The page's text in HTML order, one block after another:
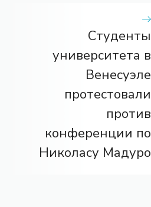
Студенты
университета в
Венесуэле
протестовали
против
конференции по
Николасу Мадуро